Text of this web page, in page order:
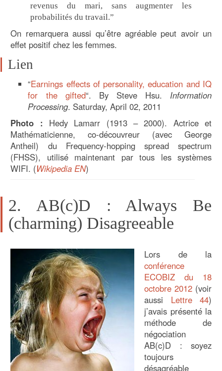
revenus du mari, sans augmenter les
probabilités du travail.”
On remarquera aussi qu’être agréable peut avoir un
effet positif chez les femmes.
Lien
“Earnings effects of personality, education and IQ
for the gifted“. By Steve Hsu. Information
Processing. Saturday, April 02, 2011
Photo : Hedy Lamarr (1913 – 2000). Actrice et
Mathématicienne, co-découvreur (avec George
Antheil) du Frequency-hopping spread spectrum
(FHSS), utilisé maintenant par tous les systèmes
WIFI. (Wikipedia EN)
2. AB(c)D : Always Be
(charming) Disagreeable
Lors de la
conférence
ECOBIZ du 18
octobre 2012 (voir
aussi Lettre 44)
j’avais présenté la
méthode de
négociation
AB(c)D : soyez
toujours
désagréable